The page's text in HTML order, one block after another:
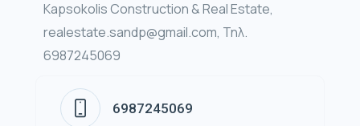
Kapsokolis Construction & Real Estate,
realestate.sandp@gmail.com, Τηλ.
6987245069
6987245069